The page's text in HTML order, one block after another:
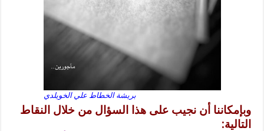
بريشة الخطاط علي الخويلدي
وبإمكاننا أن نجيب على هذا السؤال من خلال النقاط
التالية: